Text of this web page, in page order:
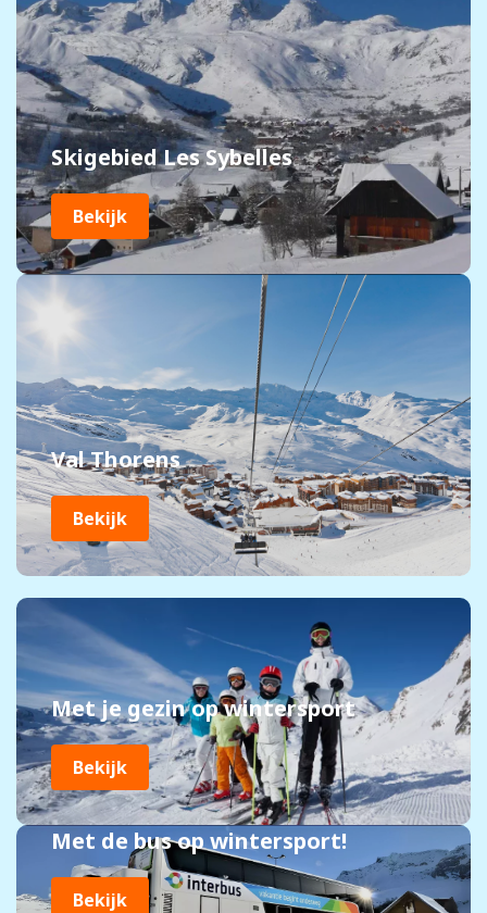
Skigebied Les Sybelles
Bekijk
Val Thorens
Bekijk
Met je gezin op wintersport
Bekijk
Met de bus op wintersport!
Bekijk